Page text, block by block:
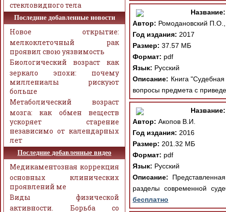
Название:
Автор: Ромодановский
Год издания: 2017
Размер: 37.57 МБ
Формат: pdf
Язык: Русский
Описание: Книга
вопросы предмета с
Название:
Автор: Акопов В.И.
Год издания: 2016
Размер: 201.32 МБ
Формат: pdf
Язык: Русский
Описание:
разделы современной
бесплатно
стекловидного тела
Последние добавленные новости
Новое открытие:
мелкоклеточный рак
проявил свою уязвимость
Биологический возраст как
зеркало эпохи: почему
миллениалы рискуют
больше
Метаболический возраст
мозга: как обмен веществ
ускоряет старение
независимо от календарных
лет
Последние добавленные видео
Медикаментозная коррекция
основных клинических
проявлений ме
Виды физической
активности. Борьба со